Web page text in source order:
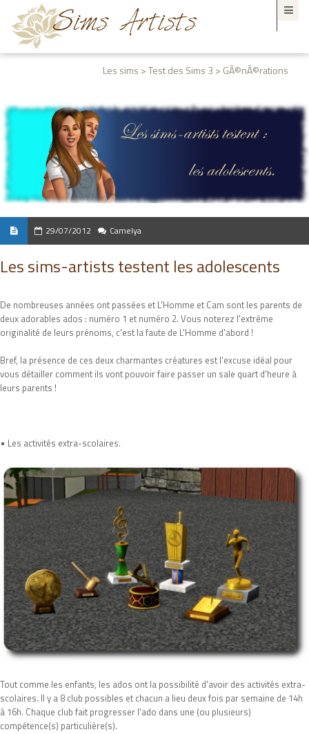
Les sims > Test des Sims 3 > GÃ©nÃ©rations
29/07/2012 Camelya
Les sims-artists testent les adolescents
De nombreuses années ont passées et L'Homme et Cam sont les parents de
deux adorables ados : numéro 1 et numéro 2. Vous noterez l'extrême
originalité de leurs prénoms, c'est la faute de L'Homme d'abord !
Bref, la présence de ces deux charmantes créatures est l'excuse idéal pour
vous détailler comment ils vont pouvoir faire passer un sale quart d'heure à
leurs parents !
• Les activités extra-scolaires.
Tout comme les enfants, les ados ont la possibilité d'avoir des activités extra-
scolaires. Il y a 8 club possibles et chacun a lieu deux fois par semaine de 14h
à 16h. Chaque club fait progresser l'ado dans une (ou plusieurs)
compétence(s) particulière(s).